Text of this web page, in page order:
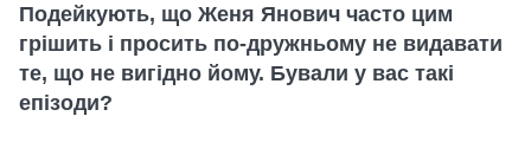
Подейкують, що Женя Янович часто цим
грішить і просить по-дружньому не видавати
те, що не вигідно йому. Бували у вас такі
епізоди?